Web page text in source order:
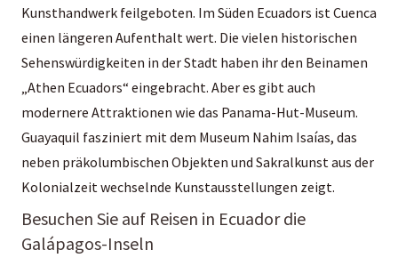
Kunsthandwerk feilgeboten. Im Süden Ecuadors ist Cuenca
einen längeren Aufenthalt wert. Die vielen historischen
Sehenswürdigkeiten in der Stadt haben ihr den Beinamen
„Athen Ecuadors“ eingebracht. Aber es gibt auch
modernere Attraktionen wie das Panama-Hut-Museum.
Guayaquil fasziniert mit dem Museum Nahim Isaías, das
neben präkolumbischen Objekten und Sakralkunst aus der
Kolonialzeit wechselnde Kunstausstellungen zeigt.
Besuchen Sie auf Reisen in Ecuador die
Galápagos-Inseln